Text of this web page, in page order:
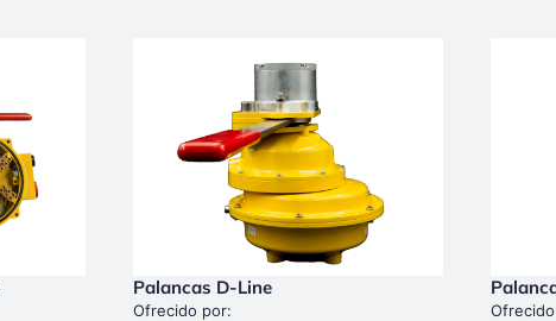
Palancas D-Line
Ofrecido por: